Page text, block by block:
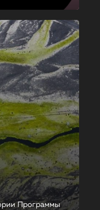
Программы